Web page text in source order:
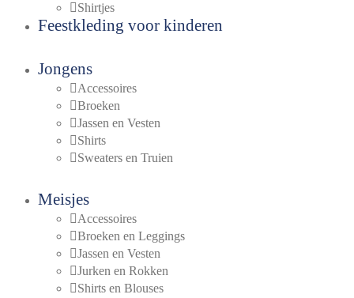
Shirtjes
Feestkleding voor kinderen
Jongens
Accessoires
Broeken
Jassen en Vesten
Shirts
Sweaters en Truien
Meisjes
Accessoires
Broeken en Leggings
Jassen en Vesten
Jurken en Rokken
Shirts en Blouses